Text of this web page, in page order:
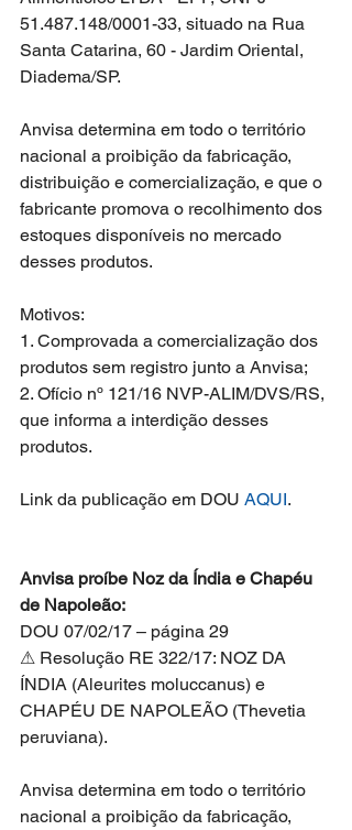
51.487.148/0001-33, situado na Rua
Santa Catarina, 60 - Jardim Oriental,
Diadema/SP.
Anvisa determina em todo o território
nacional a proibição da fabricação,
distribuição e comercialização, e que o
fabricante promova o recolhimento dos
estoques disponíveis no mercado
desses produtos.
Motivos:
1. Comprovada a comercialização dos
produtos sem registro junto a Anvisa;
2. Ofício nº 121/16 NVP-ALIM/DVS/RS,
que informa a interdição desses
produtos.
Link da publicação em DOU AQUI.
Anvisa proíbe Noz da Índia e Chapéu
de Napoleão:
DOU 07/02/17 – página 29
⚠ Resolução RE 322/17: NOZ DA
ÍNDIA (Aleurites moluccanus) e
CHAPÉU DE NAPOLEÃO (Thevetia
peruviana).
Anvisa determina em todo o território
nacional a proibição da fabricação,